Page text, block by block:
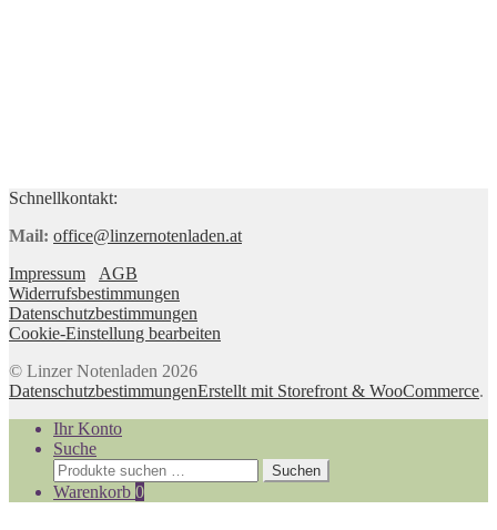
Schnellkontakt:
Mail: office@linzernotenladen.at
Impressum
AGB
Widerrufsbestimmungen
Datenschutzbestimmungen
Cookie-Einstellung bearbeiten
© Linzer Notenladen 2026
DatenschutzbestimmungenErstellt mit Storefront & WooCommerce.
Ihr Konto
Suche
Suchen
nach:
Suchen
Warenkorb 0